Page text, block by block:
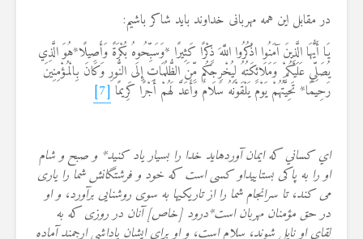
در مقابل این همه مهربانی خداوند باید شاکر باشیم:
يَا أَيُّهَا الَّذِينَ آمَنُوا اذْكُرُوا اللَّهَ ذِكْرًا كَثِيرًا *وَسَبِّحُوهُ بُكْرَةً وَأَصِيلًا*هُوَ الَّذِي
يُصَلِّي عَلَيْكُمْ وَمَلَائِكَتُهُ لِيُخْرِجَكُم مِّنَ الظُّلُمَاتِ إِلَى النُّورِ وَكَانَ بِالْمُؤْمِنِينَ
رَحِيمًا* تَحِيَّتُهُمْ يَوْمَ يَلْقَوْنَهُ سَلَامٌ وَأَعَدَّ لَهُمْ أَجْرًا كَرِيمًا [7]
اي كساني كه ايمان آورده‏ايد خدا را بسيار ياد كنيد* و صبح و شام
او را به پاكى بستاييداو كسى است كه خود و فرشتگانش شما را یاری
می کند، تا سرانجام شما را از تاريكيها به سوى روشنايى برآورد، و او
در حق مؤمنان مهربان است‏*درود [خاص‏] آنان در روزى كه به
لقاى او نايل شوند، سلام است، و او براى ايشان پاداشى ارجمند آماده